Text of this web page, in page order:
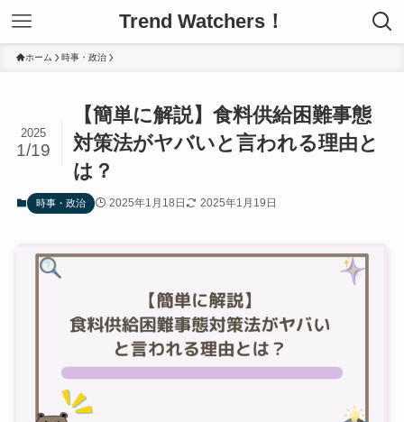
Trend Watchers！
ホーム 時事・政治
【簡単に解説】食料供給困難事態
対策法がヤバいと言われる理由と
は？
2025
1/19
時事・政治 2025年1月18日 2025年1月19日